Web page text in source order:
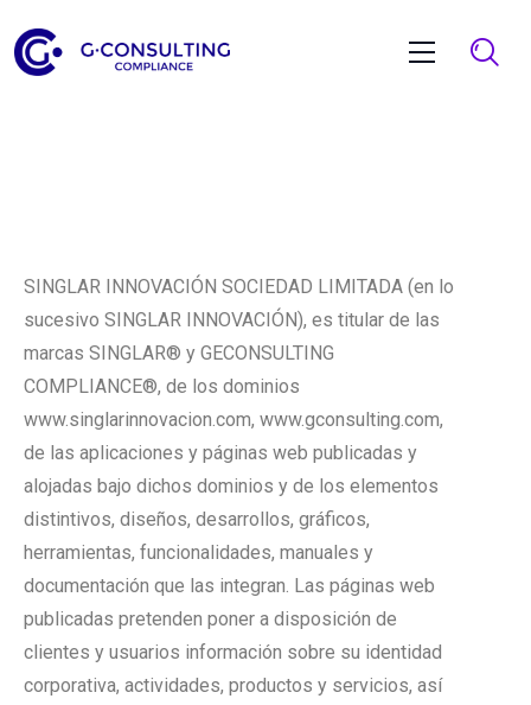
SINGLAR INNOVACIÓN SOCIEDAD LIMITADA (en lo
sucesivo SINGLAR INNOVACIÓN), es titular de las
marcas SINGLAR® y GECONSULTING
COMPLIANCE®, de los dominios
www.singlarinnovacion.com, www.gconsulting.com,
de las aplicaciones y páginas web publicadas y
alojadas bajo dichos dominios y de los elementos
distintivos, diseños, desarrollos, gráficos,
herramientas, funcionalidades, manuales y
documentación que las integran. Las páginas web
publicadas pretenden poner a disposición de
clientes y usuarios información sobre su identidad
corporativa, actividades, productos y servicios, así